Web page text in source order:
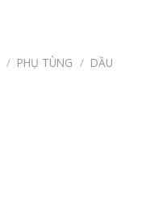
/ PHỤ TÙNG / DẦU